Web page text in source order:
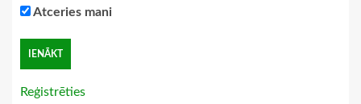
Atceries mani
Reģistrēties